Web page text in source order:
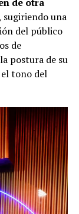
una
del público
de
postura de su
tono del